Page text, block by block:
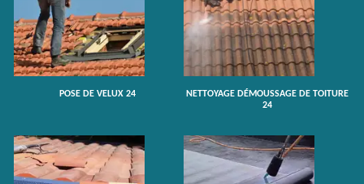
POSE DE VELUX 24
NETTOYAGE DÉMOUSSAGE DE TOITURE
24